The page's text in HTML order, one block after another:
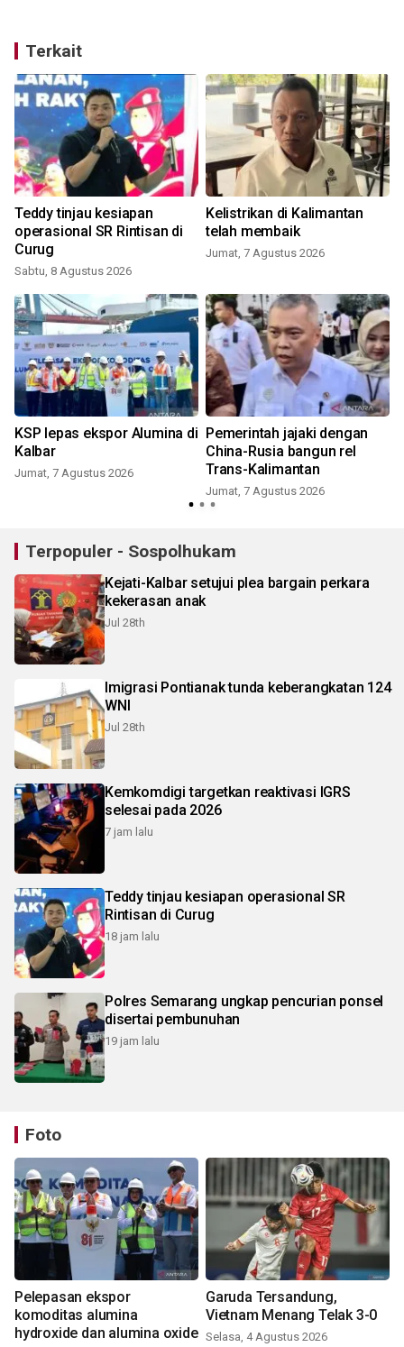
Terkait
Teddy tinjau kesiapan
operasional SR Rintisan di
Curug
Sabtu, 8 Agustus 2026
Kelistrikan di Kalimantan
telah membaik
Jumat, 7 Agustus 2026
KSP lepas ekspor Alumina di
Kalbar
Jumat, 7 Agustus 2026
Pemerintah jajaki dengan
China-Rusia bangun rel
Trans-Kalimantan
Jumat, 7 Agustus 2026
Terpopuler - Sospolhukam
Kejati-Kalbar setujui plea bargain perkara
kekerasan anak
Jul 28th
Imigrasi Pontianak tunda keberangkatan 124
WNI
Jul 28th
Kemkomdigi targetkan reaktivasi IGRS
selesai pada 2026
7 jam lalu
Teddy tinjau kesiapan operasional SR
Rintisan di Curug
18 jam lalu
Polres Semarang ungkap pencurian ponsel
disertai pembunuhan
19 jam lalu
Foto
Pelepasan ekspor
komoditas alumina
hydroxide dan alumina oxide
Garuda Tersandung,
Vietnam Menang Telak 3-0
Selasa, 4 Agustus 2026